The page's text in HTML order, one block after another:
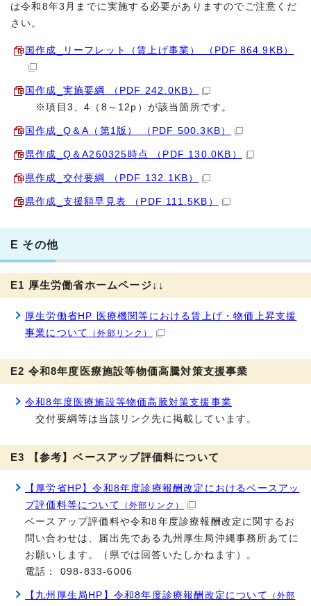
は令和8年3月までに実施する必要がありますのでご注意くだ
さい。
国作成_リーフレット（賃上げ事業） （PDF 864.9KB）
国作成_実施要綱 （PDF 242.0KB）
※項目3、4（8～12p）が該当箇所です。
国作成_Q＆A（第1版） （PDF 500.3KB）
県作成_Q＆A260325時点 （PDF 130.0KB）
県作成_交付要綱 （PDF 132.1KB）
県作成_支援額早見表 （PDF 111.5KB）
E その他
E1 厚生労働省ホームページ↓↓
厚生労働省HP 医療機関等における賃上げ・物価上昇支援
事業について
（外部リンク）
E2 令和8年度医療施設等物価高騰対策支援事業
令和8年度医療施設等物価高騰対策支援事業
交付要綱等は当該リンク先に掲載しています。
E3 【参考】ベースアップ評価料について
【厚労省HP】令和8年度診療報酬改定におけるベースアッ
プ評価料等について
（外部リンク）
ベースアップ評価料や令和8年度診療報酬改定に関するお
問い合わせは、届出先である九州厚生局沖縄事務所あてに
お願いします。（県では回答いたしかねます）。
電話： 098-833-6006
【九州厚生局HP】令和8年度診療報酬改定について
（外部